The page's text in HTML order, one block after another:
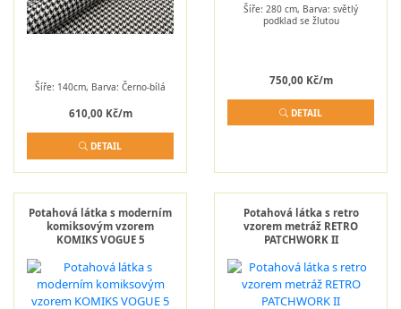
Šíře: 140cm, Barva: Černo-bílá
610,00 Kč/m
DETAIL
Šíře: 280 cm, Barva: světlý
podklad se žlutou
750,00 Kč/m
DETAIL
Potahová látka s moderním
komiksovým vzorem
KOMIKS VOGUE 5
Potahová látka s retro
vzorem metráž RETRO
PATCHWORK II